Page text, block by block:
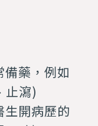
藥，例如
止瀉)
開病歷的